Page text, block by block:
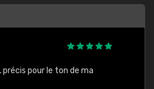
pour le ton de ma